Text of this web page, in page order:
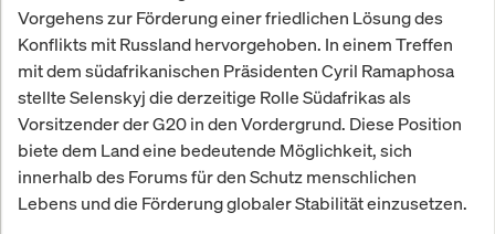
Vorgehens zur Förderung einer friedlichen Lösung des
Konflikts mit Russland hervorgehoben. In einem Treffen
mit dem südafrikanischen Präsidenten Cyril Ramaphosa
stellte Selenskyj die derzeitige Rolle Südafrikas als
Vorsitzender der G20 in den Vordergrund. Diese Position
biete dem Land eine bedeutende Möglichkeit, sich
innerhalb des Forums für den Schutz menschlichen
Lebens und die Förderung globaler Stabilität einzusetzen.